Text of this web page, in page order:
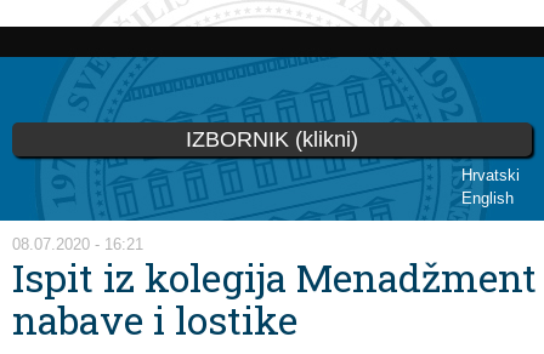
Skoči
glavni
sadržaj
Hrvatski
English
IZBORNIK (klikni)
Vi ste ovdje
08.07.2020 - 16:21
Ispit iz kolegija Menadžment
nabave i lostike